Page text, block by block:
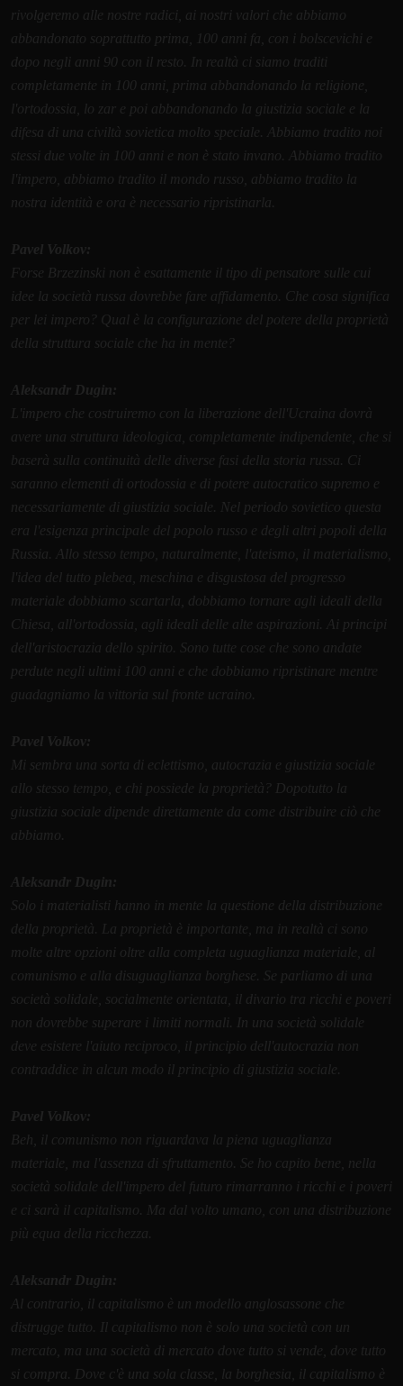
rivolgeremo alle nostre radici, ai nostri valori che abbiamo
abbandonato soprattutto prima, 100 anni fa, con i bolscevichi e
dopo negli anni 90 con il resto. In realtà ci siamo traditi
completamente in 100 anni, prima abbandonando la religione,
l'ortodossia, lo zar e poi abbandonando la giustizia sociale e la
difesa di una civiltà sovietica molto speciale. Abbiamo tradito noi
stessi due volte in 100 anni e non è stato invano. Abbiamo tradito
l'impero, abbiamo tradito il mondo russo, abbiamo tradito la
nostra identità e ora è necessario ripristinarla.
Pavel Volkov:
Forse Brzezinski non è esattamente il tipo di pensatore sulle cui
idee la società russa dovrebbe fare affidamento. Che cosa significa
per lei impero? Qual è la configurazione del potere della proprietà
della struttura sociale che ha in mente?
Aleksandr Dugin:
L'impero che costruiremo con la liberazione dell'Ucraina dovrà
avere una struttura ideologica, completamente indipendente, che si
baserà sulla continuità delle diverse fasi della storia russa. Ci
saranno elementi di ortodossia e di potere autocratico supremo e
necessariamente di giustizia sociale. Nel periodo sovietico questa
era l'esigenza principale del popolo russo e degli altri popoli della
Russia. Allo stesso tempo, naturalmente, l'ateismo, il materialismo,
l'idea del tutto plebea, meschina e disgustosa del progresso
materiale dobbiamo scartarla, dobbiamo tornare agli ideali della
Chiesa, all'ortodossia, agli ideali delle alte aspirazioni. Ai principi
dell'aristocrazia dello spirito. Sono tutte cose che sono andate
perdute negli ultimi 100 anni e che dobbiamo ripristinare mentre
guadagniamo la vittoria sul fronte ucraino.
Pavel Volkov:
Mi sembra una sorta di eclettismo, autocrazia e giustizia sociale
allo stesso tempo, e chi possiede la proprietà? Dopotutto la
giustizia sociale dipende direttamente da come distribuire ciò che
abbiamo.
Aleksandr Dugin:
Solo i materialisti hanno in mente la questione della distribuzione
della proprietà. La proprietà è importante, ma in realtà ci sono
molte altre opzioni oltre alla completa uguaglianza materiale, al
comunismo e alla disuguaglianza borghese. Se parliamo di una
società solidale, socialmente orientata, il divario tra ricchi e poveri
non dovrebbe superare i limiti normali. In una società solidale
deve esistere l'aiuto reciproco, il principio dell'autocrazia non
contraddice in alcun modo il principio di giustizia sociale.
Pavel Volkov:
Beh, il comunismo non riguardava la piena uguaglianza
materiale, ma l'assenza di sfruttamento. Se ho capito bene, nella
società solidale dell'impero del futuro rimarranno i ricchi e i poveri
e ci sarà il capitalismo. Ma dal volto umano, con una distribuzione
più equa della ricchezza.
Aleksandr Dugin:
Al contrario, il capitalismo è un modello anglosassone che
distrugge tutto. Il capitalismo non è solo una società con un
mercato, ma una società di mercato dove tutto si vende, dove tutto
si compra. Dove c'è una sola classe, la borghesia, il capitalismo è